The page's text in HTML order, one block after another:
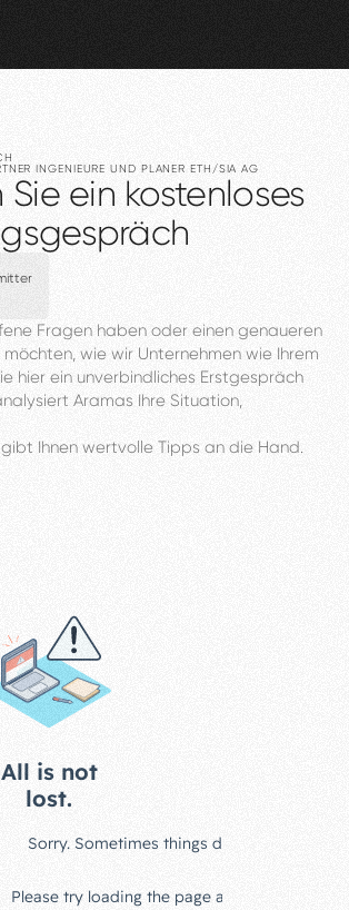
INGENIEURE UND PLANER ETH/SIA AG
Sie ein kostenloses
Fragen haben oder einen genaueren
möchten, wie wir Unternehmen wie Ihrem
hier ein unverbindliches Erstgespräch
Aramas Ihre Situation,
gibt Ihnen wertvolle Tipps an die Hand.